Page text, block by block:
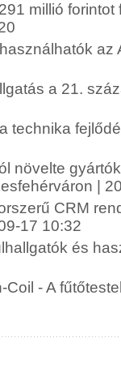
millió
az
a 21.
technika
növelte
|
CRM
17 10:32
és
- A